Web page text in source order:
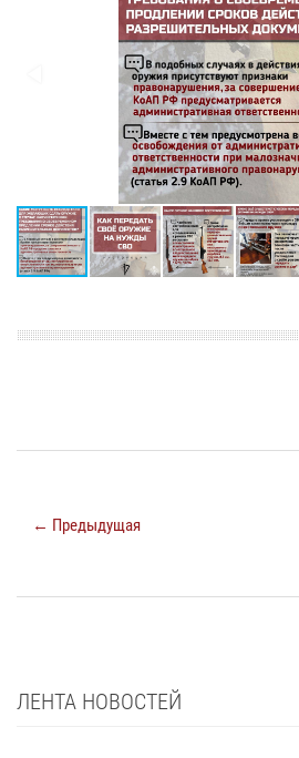
← Предыдущая
ЛЕНТА НОВОСТЕЙ